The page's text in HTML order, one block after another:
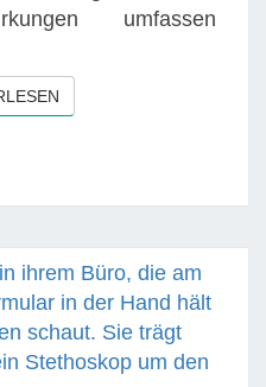
O
H
T
N
:
S
K
E
N
U
umfassen